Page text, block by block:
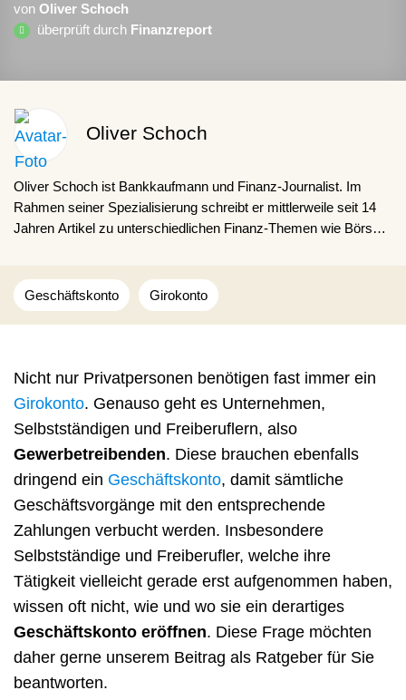
von Oliver Schoch
überprüft durch Finanzreport
Oliver Schoch
Oliver Schoch ist Bankkaufmann und Finanz-Journalist. Im
Rahmen seiner Spezialisierung schreibt er mittlerweile seit 14
Jahren Artikel zu unterschiedlichen Finanz-Themen wie Börse,
und zeigt, wie interessant und alltäglich das Thema Finanzen in
der Praxis ist.
Geschäftskonto Girokonto
Nicht nur Privatpersonen benötigen fast immer ein
Girokonto. Genauso geht es Unternehmen,
Selbstständigen und Freiberuflern, also
Gewerbetreibenden. Diese brauchen ebenfalls
dringend ein Geschäftskonto, damit sämtliche
Geschäftsvorgänge mit den entsprechende
Zahlungen verbucht werden. Insbesondere
Selbstständige und Freiberufler, welche ihre
Tätigkeit vielleicht gerade erst aufgenommen haben,
wissen oft nicht, wie und wo sie ein derartiges
Geschäftskonto eröffnen. Diese Frage möchten
daher gerne unserem Beitrag als Ratgeber für Sie
beantworten.